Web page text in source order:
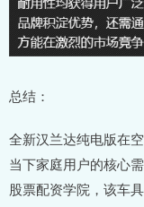
总结：
全新汉兰达纯电版在
当下家庭用户的核心
股票配资学院，该车